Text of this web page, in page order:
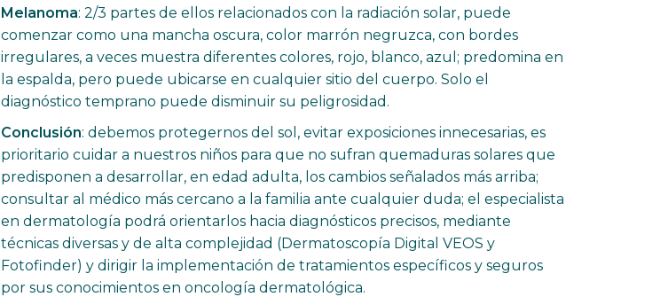
Melanoma: 2/3 partes de ellos relacionados con la radiación solar, puede
comenzar como una mancha oscura, color marrón negruzca, con bordes
irregulares, a veces muestra diferentes colores, rojo, blanco, azul; predomina en
la espalda, pero puede ubicarse en cualquier sitio del cuerpo. Solo el
diagnóstico temprano puede disminuir su peligrosidad.
Conclusión: debemos protegernos del sol, evitar exposiciones innecesarias, es
prioritario cuidar a nuestros niños para que no sufran quemaduras solares que
predisponen a desarrollar, en edad adulta, los cambios señalados más arriba;
consultar al médico más cercano a la familia ante cualquier duda; el especialista
en dermatología podrá orientarlos hacia diagnósticos precisos, mediante
técnicas diversas y de alta complejidad (Dermatoscopía Digital VEOS y
Fotofinder) y dirigir la implementación de tratamientos específicos y seguros
por sus conocimientos en oncología dermatológica.